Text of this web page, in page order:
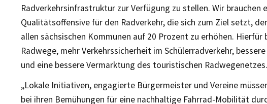
Radverkehrsinfrastruktur zur Verfügung zu stellen. Wir brauchen
Qualitätsoffensive für den Radverkehr, die sich zum Ziel setzt,
allen sächsischen Kommunen auf 20 Prozent zu erhöhen.
Radwege, mehr Verkehrssicherheit im Schülerradverkehr,
und eine bessere Vermarktung des touristischen
„Lokale Initiativen, engagierte Bürgermeister und Vereine
bei ihren Bemühungen für eine nachhaltige Fahrrad-Mobilität